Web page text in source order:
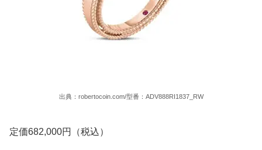
出典：robertocoin.com/型番：ADV888RI1837_RW
定価682,000円（税込）